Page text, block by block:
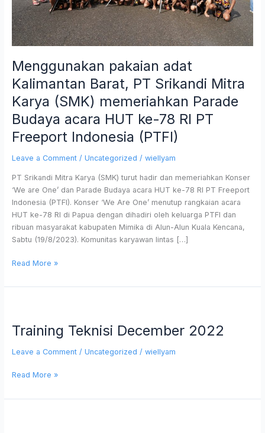
Menggunakan pakaian adat
Kalimantan Barat, PT Srikandi Mitra
Karya (SMK) memeriahkan Parade
Budaya acara HUT ke-78 RI PT
Freeport Indonesia (PTFI)
Leave a Comment / Uncategorized / wiellyam
PT Srikandi Mitra Karya (SMK) turut hadir dan memeriahkan Konser
‘We are One’ dan Parade Budaya acara HUT ke-78 RI PT Freeport
Indonesia (PTFI). Konser ‘We Are One’ menutup rangkaian acara
HUT ke-78 RI di Papua dengan dihadiri oleh keluarga PTFI dan
ribuan masyarakat kabupaten Mimika di Alun-Alun Kuala Kencana,
Sabtu (19/8/2023). Komunitas karyawan lintas […]
(SMK)
memeriahkan
Parade
Budaya
HUT
78
RI
PT
Freeport
Indonesia
Read More »
Training Teknisi December 2022
Leave a Comment / Uncategorized / wiellyam
December
Read More »